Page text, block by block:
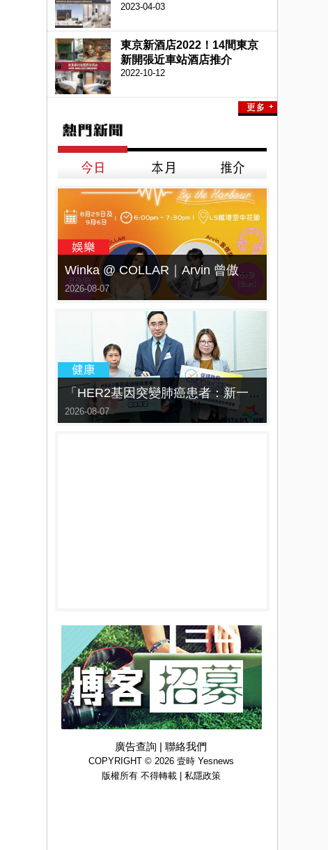
2023-04-03
東京新酒店2022！14間東京
新開張近車站酒店推介
2022-10-12
Winka @ COLLAR｜Arvin 曾傲棐｜Dark 黃明德｜表妹 Ｍona 8月29日起登陸L5維港空中花園 | wwwtc mall 首度呈獻「Music Wave By The Harbo
2026-08-07
「HER2基因突變肺癌患者：新一代口服標靶藥帶來希望」， 促請政府加快納入藥物名冊，助患者及早受惠
2026-08-07
廣告查詢 | 聯絡我們
COPYRIGHT © 2026 壹時 Yesnews
版權所有 不得轉載 | 私隱政策